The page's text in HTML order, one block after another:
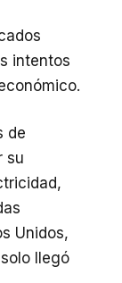
intentos
de
su
Unidos,
llegó